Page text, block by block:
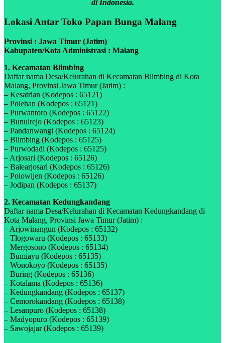
di Indonesia.
Lokasi Antar Toko Papan Bunga Malang
Provinsi : Jawa Timur (Jatim)
Kabupaten/Kota Administrasi : Malang
1. Kecamatan Blimbing
Daftar nama Desa/Kelurahan di Kecamatan Blimbing di Kota
Malang, Provinsi Jawa Timur (Jatim) :
– Kesatrian (Kodepos : 65121)
– Polehan (Kodepos : 65121)
– Purwantoro (Kodepos : 65122)
– Bunulrejo (Kodepos : 65123)
– Pandanwangi (Kodepos : 65124)
– Blimbing (Kodepos : 65125)
– Purwodadi (Kodepos : 65125)
– Arjosari (Kodepos : 65126)
– Balearjosari (Kodepos : 65126)
– Polowijen (Kodepos : 65126)
– Jodipan (Kodepos : 65137)
2. Kecamatan Kedungkandang
Daftar nama Desa/Kelurahan di Kecamatan Kedungkandang di
Kota Malang, Provinsi Jawa Timur (Jatim) :
– Arjowinangun (Kodepos : 65132)
– Tlogowaru (Kodepos : 65133)
– Mergosono (Kodepos : 65134)
– Bumiayu (Kodepos : 65135)
– Wonokoyo (Kodepos : 65135)
– Buring (Kodepos : 65136)
– Kotalama (Kodepos : 65136)
– Kedungkandang (Kodepos : 65137)
– Cemorokandang (Kodepos : 65138)
– Lesanpuro (Kodepos : 65138)
– Madyopuro (Kodepos : 65139)
– Sawojajar (Kodepos : 65139)